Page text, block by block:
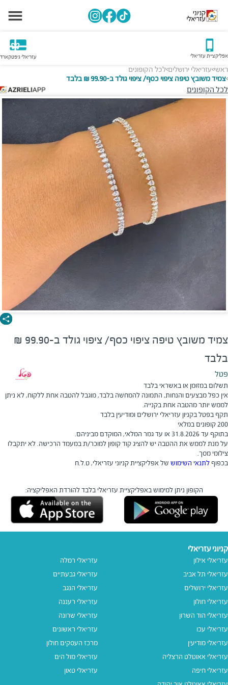
אפליקציית עזריאלי עזריאלי גיפטקארד
ראשי>עזריאלי ירושלים>לכל הקופונים
>צמיד משובץ טיפה ציפוי כסף/ ציפוי גולד ב-99.90 ₪ בלבד
לכל הקופונים
צמיד משובץ טיפה ציפוי כסף/ ציפוי גולד ב-99.90 ₪
בלבד
פטל
תשלום במזומן או באשראי בלבד
אין כפל מבצעים והנחות, התמונה להמחשה בלבד, מוגבל להטבה אחת ללקוח, לא ניתן
לממש יותר מהטבה אחת בקנייה.
תקף בפטל בקניון עזריאלי ירושלים ומודיעין בלבד
200 קופונים במלאי
בתוקף עד 31.8.2026 או עד גמר המלאי, המוקדם מביניהם.
על מנת לממש את ההטבה יש להציג קוד קופון למוכר/ת במעמד הרכישה. לא יתקבלו
צילומי מסך.
בכפוף לתנאי השימוש של אפליקציית קניוני עזריאלי, ט.ל.ח
הקופון ניתן למימוש באפליקציית עזריאלי בלבד להורדת האפליקציה:
קניוני עזריאלי
עזריאלי אילון
עזריאלי תל אביב
עזריאלי ירושלים
עזריאלי חולון
עזריאלי הוד השרון
עזריאלי עכו
עזריאלי מודיעין
עזריאלי אאוטלט הרצליה
עזריאלי חיפה
עזריאלי רמלה
עזריאלי גבעתיים
עזריאלי הנגב
עזריאלי רעננה
עזריאלי שרונה
עזריאלי ראשונים
מרכז העסקים חולון
עזריאלי מול הים
עזריאלי טאון